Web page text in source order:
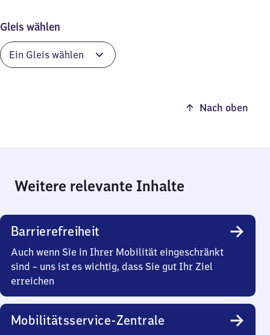
Gleis wählen
Nach oben
Weitere relevante Inhalte
Barrierefreiheit
Auch wenn Sie in Ihrer Mobilität eingeschränkt
sind – uns ist es wichtig, dass Sie gut Ihr Ziel
erreichen
Mobilitätsservice-Zentrale